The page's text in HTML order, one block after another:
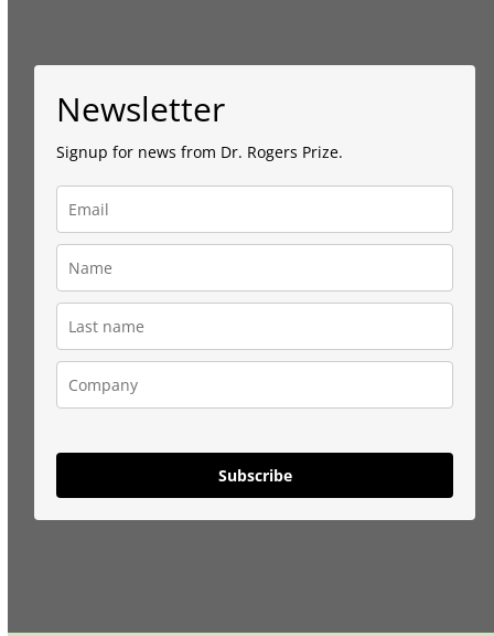
Newsletter
Signup for news from Dr. Rogers Prize.
Subscribe